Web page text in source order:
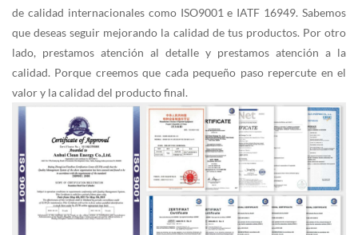
de calidad internacionales como ISO9001 e IATF 16949. Sabemos
que deseas seguir mejorando la calidad de tus productos. Por otro
lado, prestamos atención al detalle y prestamos atención a la
calidad. Porque creemos que cada pequeño paso repercute en el
valor y la calidad del producto final.